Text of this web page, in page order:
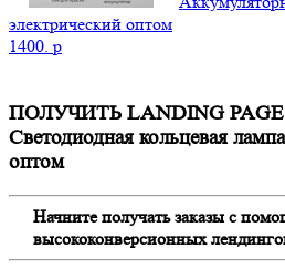
электрический оптом
1400. p
ПОЛУЧИТЬ LANDING
Светодиодная кольцевая
оптом
Начните получать заказы с
высококонверсионных